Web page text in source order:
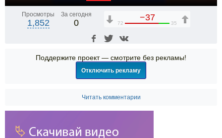
Просмотры
1,852
За сегодня
0
−37
72 35
Поддержите проект — смотрите без рекламы!
Отключить рекламу
Читать комментарии